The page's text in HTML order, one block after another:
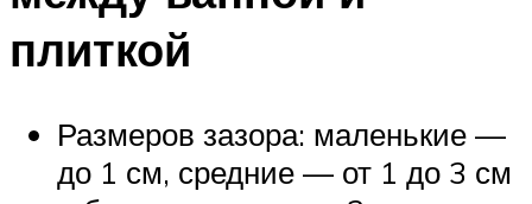
плиткой
Размеров зазора: маленькие —
до 1 см, средние — от 1 до 3 см